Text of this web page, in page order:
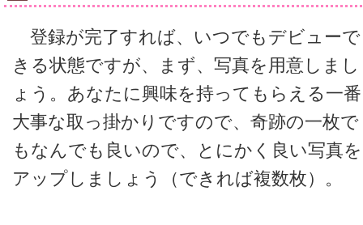
登録が完了すれば、いつでもデビューで
きる状態ですが、まず、写真を用意しまし
ょう。あなたに興味を持ってもらえる一番
大事な取っ掛かりですので、奇跡の一枚で
もなんでも良いので、とにかく良い写真を
アップしましょう（できれば複数枚）。